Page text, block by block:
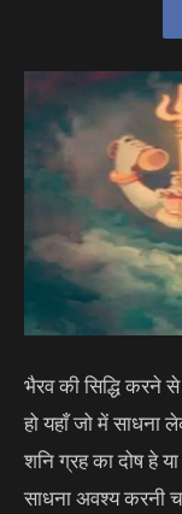
भैरव की सिद्धि
हो यहाँ जो में साधना
शनि ग्रह का दोष हे
साधना अवश्य करनी